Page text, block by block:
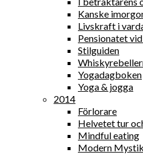
Kanske
Livskraft i
Pensionatet
Stilguiden
Yogadagboken
Yoga & jogga
2014
Förlorare
Helvetet tur
Mindful eating
Modern Mystik